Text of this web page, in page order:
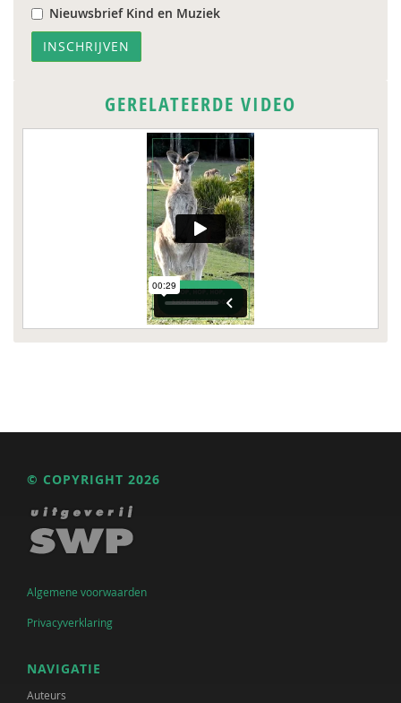
Nieuwsbrief Kind en Muziek
GERELATEERDE VIDEO
© COPYRIGHT 2026
Algemene voorwaarden
Privacyverklaring
NAVIGATIE
Auteurs